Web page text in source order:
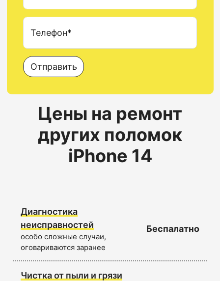
Телефон*
Отправить
Цены на ремонт
других поломок
iPhone 14
Диагностика
неисправностей
особо сложные случаи,
оговариваются заранее
Беспалатно
Чистка от пыли и грязи